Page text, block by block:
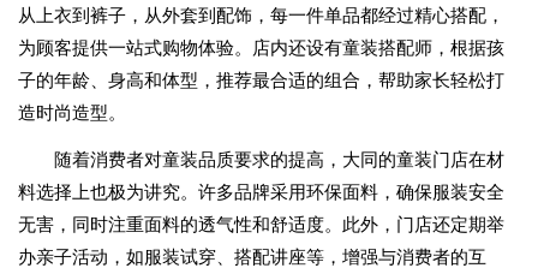
从上衣到裤子，从外套到配饰，每一件单品都经过精心搭配，
为顾客提供一站式购物体验。店内还设有童装搭配师，根据孩
子的年龄、身高和体型，推荐最合适的组合，帮助家长轻松打
造时尚造型。
随着消费者对童装品质要求的提高，大同的童装门店在材
料选择上也极为讲究。许多品牌采用环保面料，确保服装安全
无害，同时注重面料的透气性和舒适度。此外，门店还定期举
办亲子活动，如服装试穿、搭配讲座等，增强与消费者的互